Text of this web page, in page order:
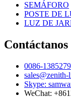
SEMÁFORO
POSTE DE
LUZ DE
Contáctanos
0086-
Skype:
WeChat: